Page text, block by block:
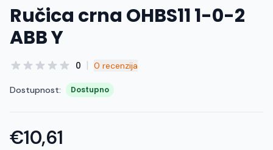
Ručica crna OHBS11 1-0-2
ABB Y
0 | 0 recenzija
Dostupnost: Dostupno
€10,61